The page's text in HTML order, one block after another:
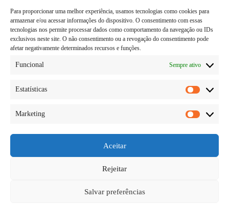
Para proporcionar uma melhor experiência, usamos tecnologias como cookies para
armazenar e/ou acessar informações do dispositivo. O consentimento com essas
tecnologias nos permite processar dados como comportamento da navegação ou IDs
exclusivos neste site. O não consentimento ou a revogação do consentimento pode
afetar negativamente determinados recursos e funções.
Funcional Sempre ativo
Estatísticas
Marketing
Aceitar
Rejeitar
Salvar preferências
Site
Adicionar comentário*
Publicar comentário